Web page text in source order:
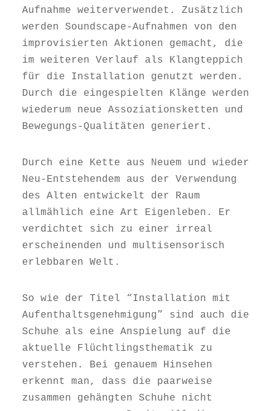
Aufnahme weiterverwendet. Zusätzlich
werden Soundscape-Aufnahmen von den
improvisierten Aktionen gemacht, die
im weiteren Verlauf als Klangteppich
für die Installation genutzt werden.
Durch die eingespielten Klänge werden
wiederum neue Assoziationsketten und
Bewegungs-Qualitäten generiert.
Durch eine Kette aus Neuem und wieder
Neu-Entstehendem aus der Verwendung
des Alten entwickelt der Raum
allmählich eine Art Eigenleben. Er
verdichtet sich zu einer irreal
erscheinenden und multisensorisch
erlebbaren Welt.
So wie der Titel “Installation mit
Aufenthaltsgenehmigung” sind auch die
Schuhe als eine Anspielung auf die
aktuelle Flüchtlingsthematik zu
verstehen. Bei genauem Hinsehen
erkennt man, dass die paarweise
zusammen gehängten Schuhe nicht